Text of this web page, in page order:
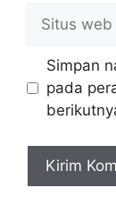
Situs
web
Simpan
pada